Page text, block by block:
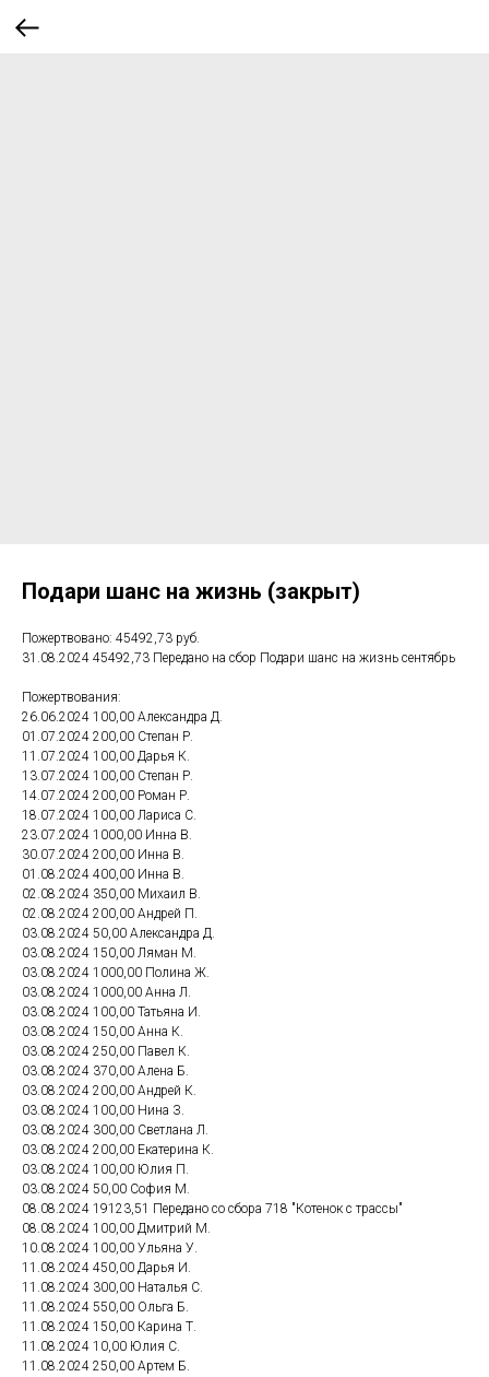
Подари шанс на жизнь (закрыт)
Пожертвовано: 45492,73 руб.
31.08.2024 45492,73 Передано на сбор Подари шанс на жизнь сентябрь
Пожертвования:
26.06.2024 100,00 Александра Д.
01.07.2024 200,00 Степан Р.
11.07.2024 100,00 Дарья К.
13.07.2024 100,00 Степан Р.
14.07.2024 200,00 Роман Р.
18.07.2024 100,00 Лариса С.
23.07.2024 1000,00 Инна В.
30.07.2024 200,00 Инна В.
01.08.2024 400,00 Инна В.
02.08.2024 350,00 Михаил В.
02.08.2024 200,00 Андрей П.
03.08.2024 50,00 Александра Д.
03.08.2024 150,00 Ляман М.
03.08.2024 1000,00 Полина Ж.
03.08.2024 1000,00 Анна Л.
03.08.2024 100,00 Татьяна И.
03.08.2024 150,00 Анна К.
03.08.2024 250,00 Павел К.
03.08.2024 370,00 Алена Б.
03.08.2024 200,00 Андрей К.
03.08.2024 100,00 Нина З.
03.08.2024 300,00 Светлана Л.
03.08.2024 200,00 Екатерина К.
03.08.2024 100,00 Юлия П.
03.08.2024 50,00 София М.
08.08.2024 19123,51 Передано со сбора 718 "Котенок с трассы"
08.08.2024 100,00 Дмитрий М.
10.08.2024 100,00 Ульяна У.
11.08.2024 450,00 Дарья И.
11.08.2024 300,00 Наталья С.
11.08.2024 550,00 Ольга Б.
11.08.2024 150,00 Карина Т.
11.08.2024 10,00 Юлия С.
11.08.2024 250,00 Артем Б.